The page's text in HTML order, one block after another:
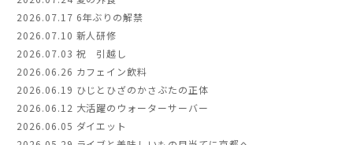
2026.07.17 6年ぶりの解禁
2026.07.10 新人研修
2026.07.03 祝 引越し
2026.06.26 カフェイン飲料
2026.06.19 ひじとひざのかさぶたの正体
2026.06.12 大活躍のウォーターサーバー
2026.06.05 ダイエット